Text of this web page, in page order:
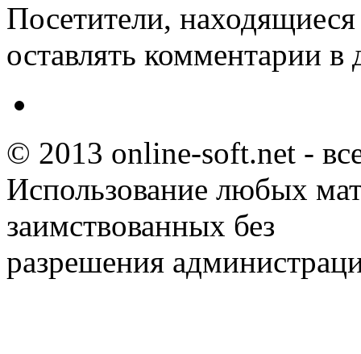
Посетители,
оставлять комментарии в
© 2013 online-soft.net -
Использование любых
заимствованных без
разрешения